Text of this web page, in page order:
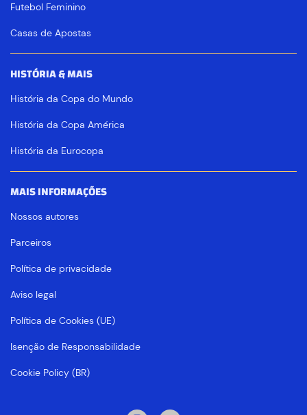
Futebol Feminino
Casas de Apostas
HISTÓRIA & MAIS
História da Copa do Mundo
História da Copa América
História da Eurocopa
MAIS INFORMAÇÕES
Nossos autores
Parceiros
Política de privacidade
Aviso legal
Política de Cookies (UE)
Isenção de Responsabilidade
Cookie Policy (BR)